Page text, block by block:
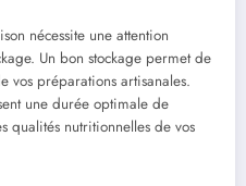
nécessite une attention
Un bon stockage permet de
vos préparations artisanales.
une durée optimale de
qualités nutritionnelles de vos